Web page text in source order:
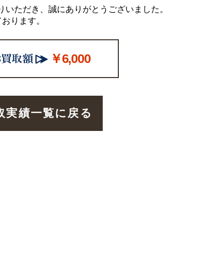
ただき、誠にありがとうございました。
ります。
￥6,000
実績一覧に戻る